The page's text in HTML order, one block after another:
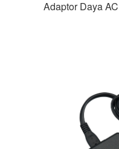
Adaptor Daya